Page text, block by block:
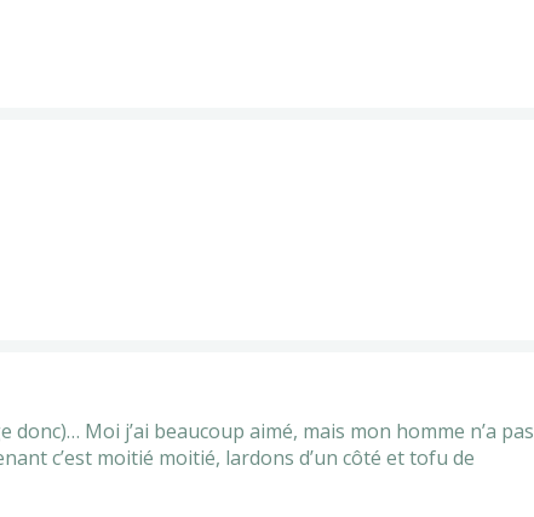
Moi j’ai beaucoup aimé, mais mon homme n’a pas
c’est moitié moitié, lardons d’un côté et tofu de